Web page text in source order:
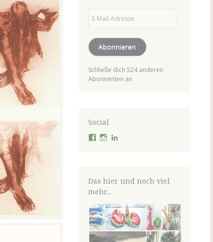
Mail-
Abonnieren
Schließe dich 524 anderen
Abonnenten an
Social
Profil
anzeigen
Profil
anzeigen
anzeigen
Das hier und noch viel
mehr..